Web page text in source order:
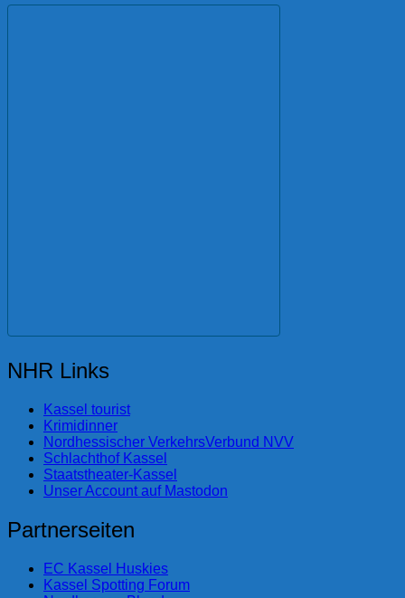
NHR Links
Kassel tourist
Krimidinner
Nordhessischer VerkehrsVerbund NVV
Schlachthof Kassel
Staatstheater-Kassel
Unser Account auf Mastodon
Partnerseiten
EC Kassel Huskies
Kassel Spotting Forum